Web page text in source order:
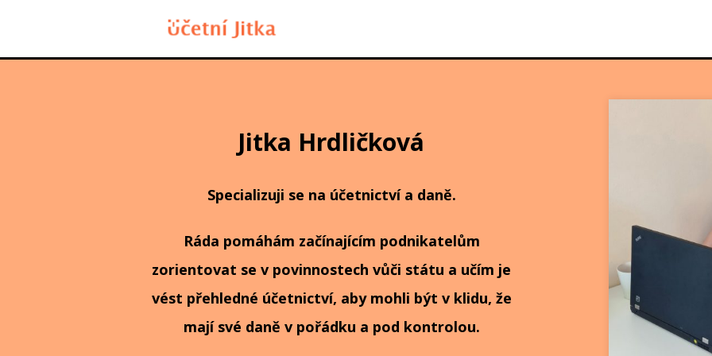
Jitka Hrdličková
Specializuji se na účetnictví a daně.
Ráda pomáhám začínajícím podnikatelům
zorientovat se v povinnostech vůči státu a učím je
vést přehledné účetnictví, aby mohli být v klidu, že
mají své daně v pořádku a pod kontrolou.